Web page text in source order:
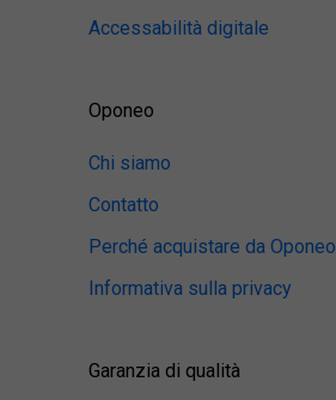
Accessabilità digitale
Oponeo
Chi siamo
Contatto
Perché acquistare da Oponeo
Informativa sulla privacy
Garanzia di qualità